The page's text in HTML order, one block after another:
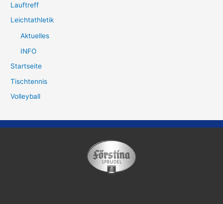
Lauftreff
Leichtathletik
Aktuelles
INFO
Startseite
Tischtennis
Volleyball